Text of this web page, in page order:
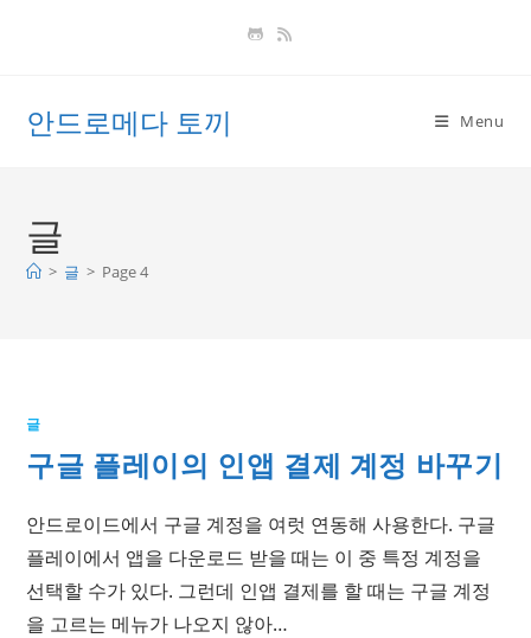
안드로메다 토끼 Menu
글
> 글 > Page 4
글
구글 플레이의 인앱 결제 계정 바꾸기
안드로이드에서 구글 계정을 여럿 연동해 사용한다. 구글
플레이에서 앱을 다운로드 받을 때는 이 중 특정 계정을
선택할 수가 있다. 그런데 인앱 결제를 할 때는 구글 계정
을 고르는 메뉴가 나오지 않아…